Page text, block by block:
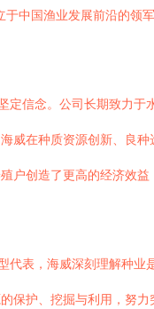
中国渔业发展前沿的领
定信念。公司长期致力
威在种质资源创新、良
户创造了更高的经济效
代表，海威深刻理解种
保护、挖掘与利用，努